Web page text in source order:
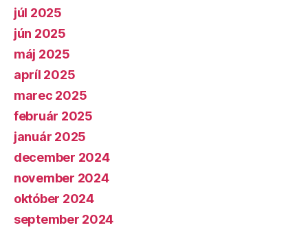
júl 2025
jún 2025
máj 2025
apríl 2025
marec 2025
február 2025
január 2025
december 2024
november 2024
október 2024
september 2024